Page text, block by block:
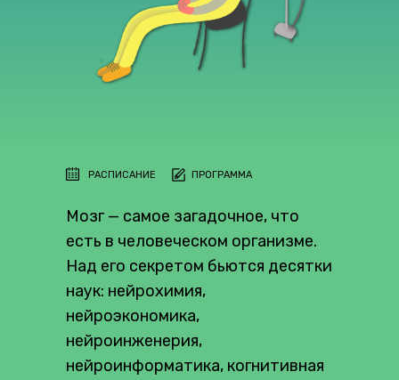
Мозг — самое загадочное, что
есть в человеческом организме.
Над его секретом бьются десятки
наук: нейрохимия,
нейроэкономика,
нейроинженерия,
нейроинформатика, когнитивная
РАСПИСАНИЕ ПРОГРАММА